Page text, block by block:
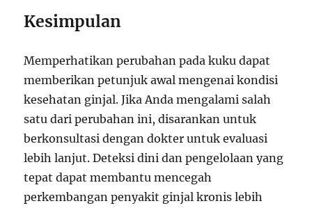
Kesimpulan
Memperhatikan perubahan pada kuku dapat
memberikan petunjuk awal mengenai kondisi
kesehatan ginjal. Jika Anda mengalami salah
satu dari perubahan ini, disarankan untuk
berkonsultasi dengan dokter untuk evaluasi
lebih lanjut. Deteksi dini dan pengelolaan yang
tepat dapat membantu mencegah
perkembangan penyakit ginjal kronis lebih